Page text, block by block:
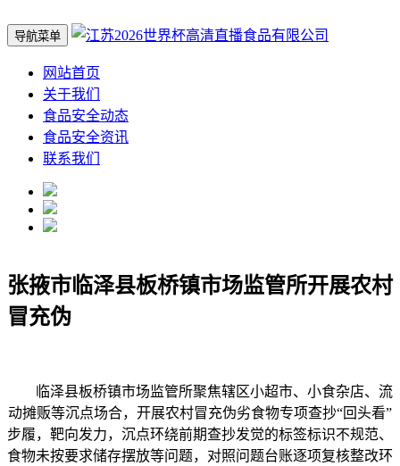
导航菜单
网站首页
关于我们
食品安全动态
食品安全资讯
联系我们
张掖市临泽县板桥镇市场监管所开展农村
冒充伪
临泽县板桥镇市场监管所聚焦辖区小超市、小食杂店、流
动摊贩等沉点场合，开展农村冒充伪劣食物专项查抄“回头看”
步履，靶向发力，沉点环绕前期查抄发觉的标签标识不规范、
食物未按要求储存摆放等问题，对照问题台账逐项复核整改环